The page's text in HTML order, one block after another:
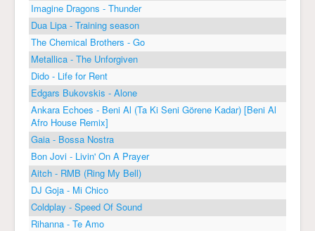
Imagine Dragons - Thunder
Dua Lipa - Training season
The Chemical Brothers - Go
Metallica - The Unforgiven
Dido - Life for Rent
Edgars Bukovskis - Alone
Ankara Echoes - Beni Al (Ta Ki Seni Görene Kadar) [Beni Al
Afro House Remix]
Gaia - Bossa Nostra
Bon Jovi - Livin' On A Prayer
Aitch - RMB (Ring My Bell)
DJ Goja - Mi Chico
Coldplay - Speed Of Sound
Rihanna - Te Amo